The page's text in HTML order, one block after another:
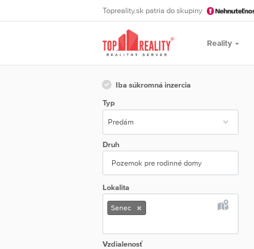
Topreality.sk patria do skupiny
Reality
Iba súkromná inzercia
Typ
Druh
Pozemok pre rodinné domy
Lokalita
Senec
Vzdialenosť